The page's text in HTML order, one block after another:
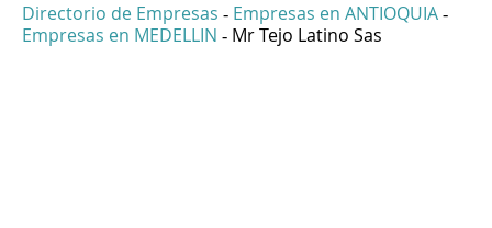
Directorio de Empresas - Empresas en ANTIOQUIA -
Empresas en MEDELLIN - Mr Tejo Latino Sas